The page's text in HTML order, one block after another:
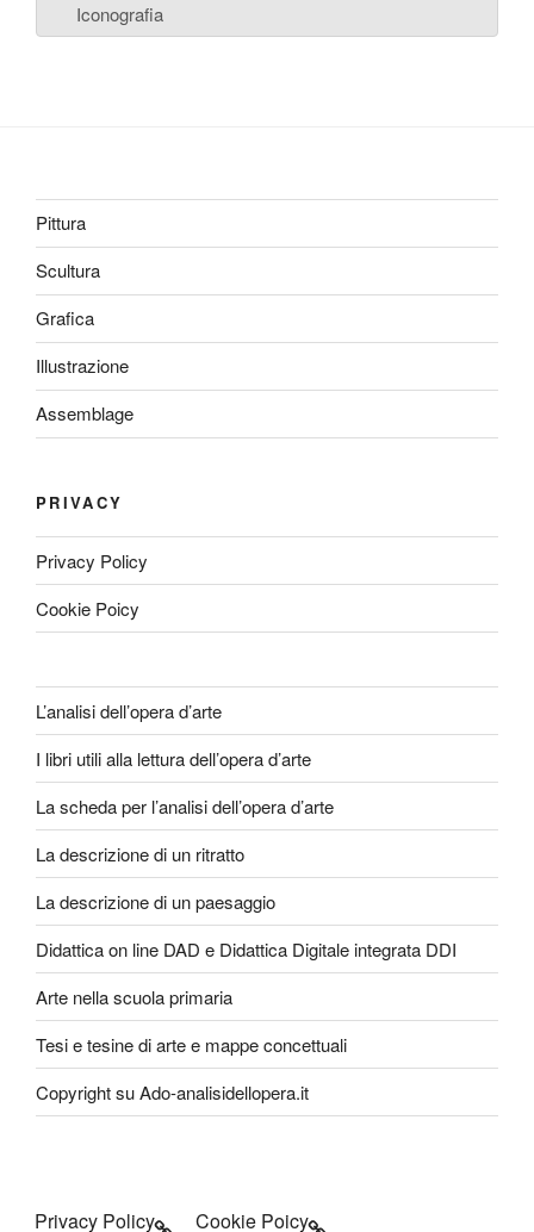
Iconografia
Pittura
Scultura
Grafica
Illustrazione
Assemblage
PRIVACY
Privacy Policy
Cookie Poicy
L’analisi dell’opera d’arte
I libri utili alla lettura dell’opera d’arte
La scheda per l’analisi dell’opera d’arte
La descrizione di un ritratto
La descrizione di un paesaggio
Didattica on line DAD e Didattica Digitale integrata DDI
Arte nella scuola primaria
Tesi e tesine di arte e mappe concettuali
Copyright su Ado-analisidellopera.it
Privacy Policy Cookie Poicy